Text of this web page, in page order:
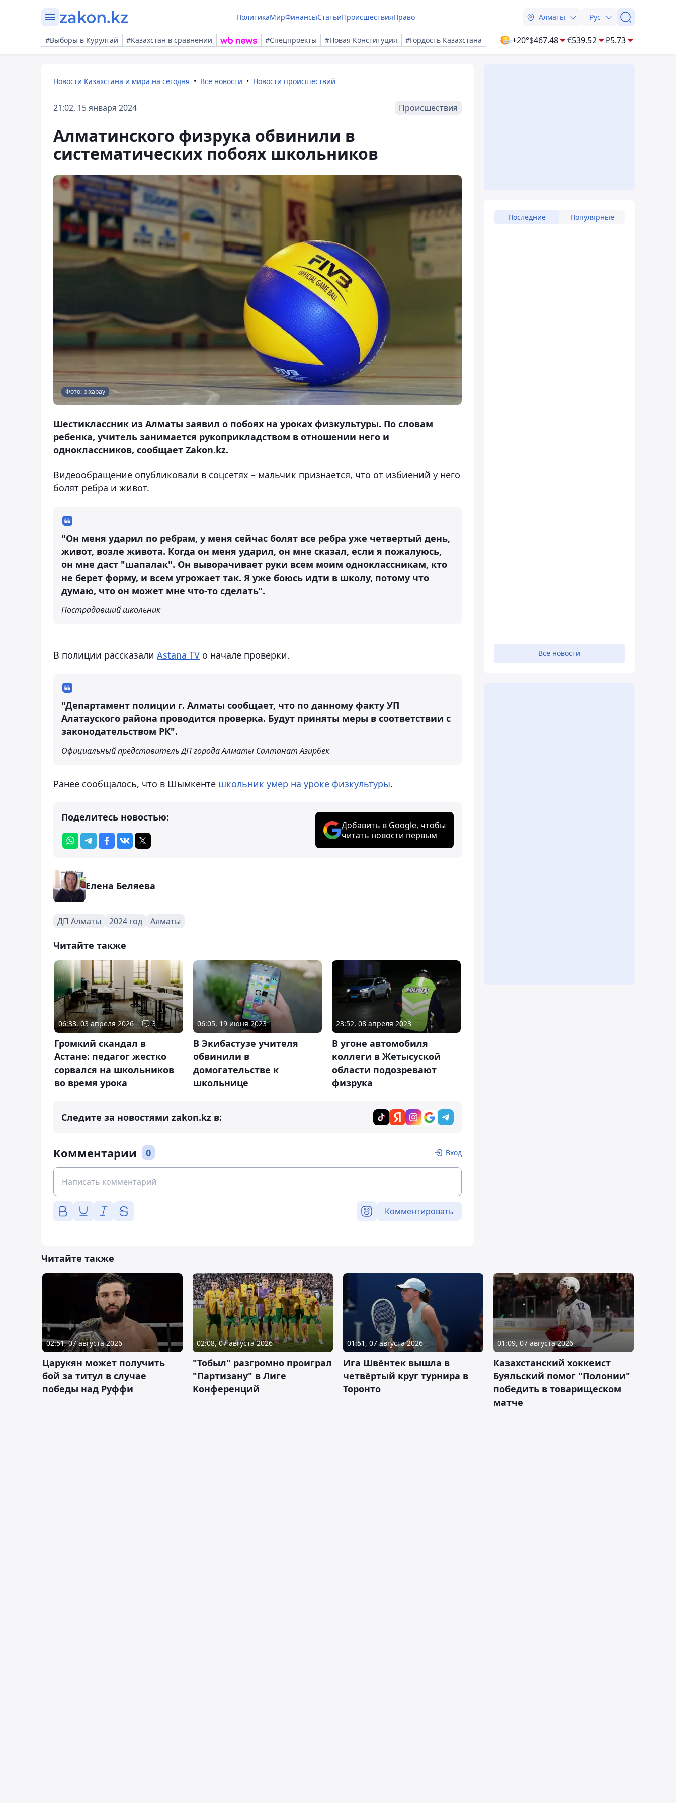
ПолитикаМирФинансыСтатьиПроисшествияПраво Алматы Рус
#Выборы в Курултай #Казахстан в сравнении #Спецпроекты #Новая Конституция #Гордость Казахстана +20°$467.48 €539.52 ₽5.73
Новости Казахстана и мира на сегодня Все новости Новости происшествий
21:02, 15 января 2024 Происшествия
Алматинского физрука обвинили в
систематических побоях школьников
Фото: pixabay
Шестиклассник из Алматы заявил о побоях на уроках физкультуры. По словам
ребенка, учитель занимается рукоприкладством в отношении него и
одноклассников, сообщает Zakon.kz.
Видеообращение опубликовали в соцсетях – мальчик признается, что от избиений у него
болят ребра и живот.
"Он меня ударил по ребрам, у меня сейчас болят все ребра уже четвертый день,
живот, возле живота. Когда он меня ударил, он мне сказал, если я пожалуюсь,
он мне даст "шапалак". Он выворачивает руки всем моим одноклассникам, кто
не берет форму, и всем угрожает так. Я уже боюсь идти в школу, потому что
думаю, что он может мне что-то сделать".
Пострадавший школьник
В полиции рассказали Astana TV о начале проверки.
"Департамент полиции г. Алматы сообщает, что по данному факту УП
Алатауского района проводится проверка. Будут приняты меры в соответствии с
законодательством РК".
Официальный представитель ДП города Алматы Салтанат Азирбек
Ранее сообщалось, что в Шымкенте школьник умер на уроке физкультуры.
Поделитесь новостью:
Добавить в Google, чтобы
читать новости первым
Елена Беляева
ДП Алматы 2024 год Алматы
Читайте также
06:33, 03 апреля 2026 3
Громкий скандал в
Астане: педагог жестко
сорвался на школьников
во время урока
06:05, 19 июня 2023
В Экибастузе учителя
обвинили в
домогательстве к
школьнице
23:52, 08 апреля 2023
В угоне автомобиля
коллеги в Жетысуской
области подозревают
физрука
Следите за новостями zakon.kz в:
Комментарии 0 Вход
Комментировать
Последние Популярные
Все новости
Читайте также
02:51, 07 августа 2026
Царукян может получить
бой за титул в случае
победы над Руффи
02:08, 07 августа 2026
"Тобыл" разгромно проиграл
"Партизану" в Лиге
Конференций
01:51, 07 августа 2026
Ига Швёнтек вышла в
четвёртый круг турнира в
Торонто
01:09, 07 августа 2026
Казахстанский хоккеист
Буяльский помог "Полонии"
победить в товарищеском
матче